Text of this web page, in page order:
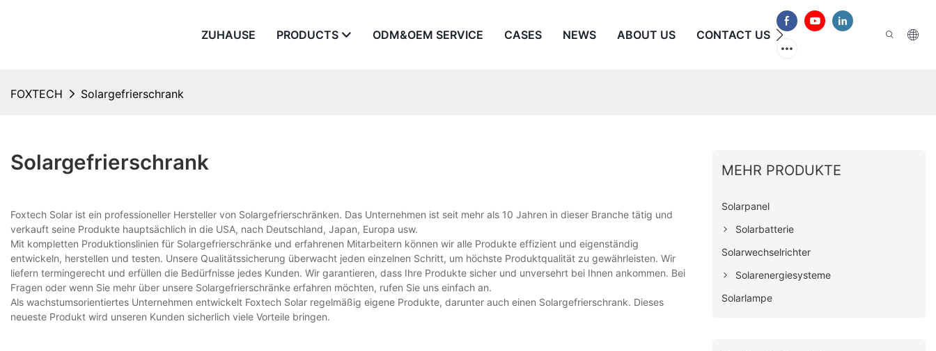
ZUHAUSE PRODUCTS ODM&OEM SERVICE CASES NEWS ABOUT US CONTACT US HÄUFIG GESTELLTE
FOXTECH Solargefrierschrank
Solargefrierschrank
Foxtech Solar ist ein professioneller Hersteller von Solargefrierschränken. Das Unternehmen ist seit mehr als 10 Jahren in dieser Branche tätig und
verkauft seine Produkte hauptsächlich in die USA, nach Deutschland, Japan, Europa usw.
Mit kompletten Produktionslinien für Solargefrierschränke und erfahrenen Mitarbeitern können wir alle Produkte effizient und eigenständig
entwickeln, herstellen und testen. Unsere Qualitätssicherung überwacht jeden einzelnen Schritt, um höchste Produktqualität zu gewährleisten. Wir
liefern termingerecht und erfüllen die Bedürfnisse jedes Kunden. Wir garantieren, dass Ihre Produkte sicher und unversehrt bei Ihnen ankommen. Bei
Fragen oder wenn Sie mehr über unsere Solargefrierschränke erfahren möchten, rufen Sie uns einfach an.
Als wachstumsorientiertes Unternehmen entwickelt Foxtech Solar regelmäßig eigene Produkte, darunter auch einen Solargefrierschrank. Dieses
neueste Produkt wird unseren Kunden sicherlich viele Vorteile bringen.
MEHR PRODUKTE
Solarpanel
Solarbatterie
Solarwechselrichter
Solarenergiesysteme
Solarlampe